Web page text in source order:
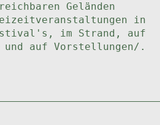
Geländen
in
im Strand, auf
und auf Vorstellungen/.